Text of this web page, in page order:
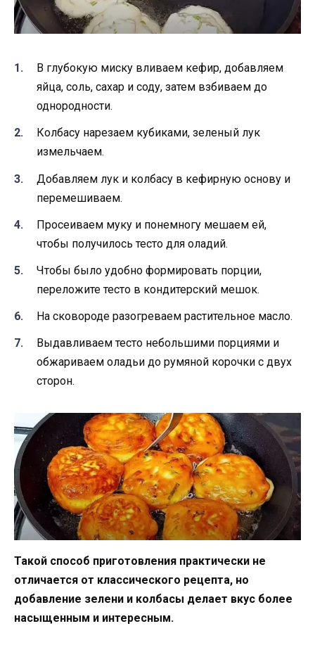
В глубокую миску вливаем кефир, добавляем
яйца, соль, сахар и соду, затем взбиваем до
однородности.
Колбасу нарезаем кубиками, зеленый лук
измельчаем.
Добавляем лук и колбасу в кефирную основу и
перемешиваем.
Просеиваем муку и понемногу мешаем ей,
чтобы получилось тесто для оладий.
Чтобы было удобно формировать порции,
переложите тесто в кондитерский мешок.
На сковороде разогреваем растительное масло.
Выдавливаем тесто небольшими порциями и
обжариваем оладьи до румяной корочки с двух
сторон.
Такой способ приготовления практически не
отличается от классического рецепта, но
добавление зелени и колбасы делает вкус более
насыщенным и интересным.